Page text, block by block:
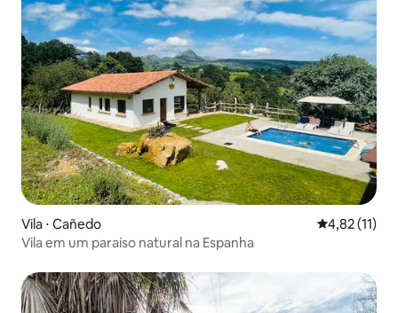
Vila ⋅ Cañedo 4,82 de uma
4,82 (11)
Vila em um paraíso natural na Espanha